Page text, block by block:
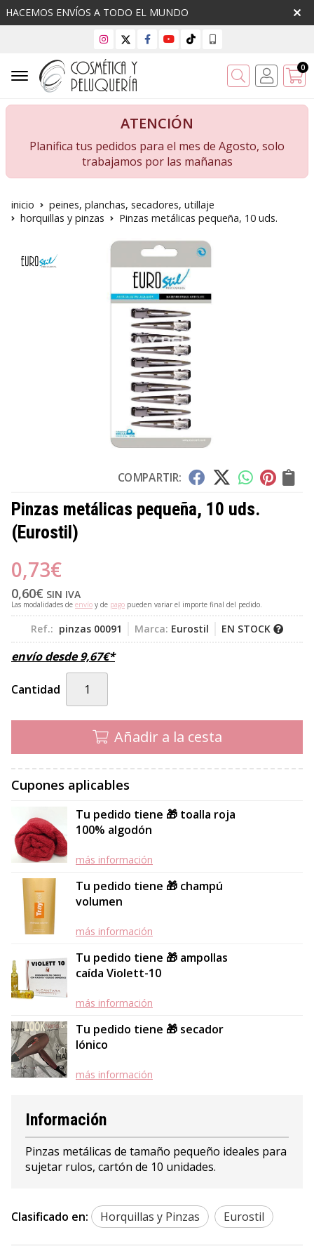
HACEMOS ENVÍOS A TODO EL MUNDO
Buscar 0
ATENCIÓN
Planifica tus pedidos para el mes de Agosto, solo
trabajamos por las mañanas
inicio
peines, planchas, secadores, utillaje
horquillas y pinzas
Pinzas metálicas pequeña, 10 uds.
COMPARTIR:
Pinzas metálicas pequeña, 10 uds.
(Eurostil)
0,73€
0,60€ SIN IVA
Las modalidades de envío y de pago pueden variar el importe final del pedido.
Ref.: pinzas 00091 Marca: Eurostil EN STOCK
envío desde9,67€*
Cantidad
Añadir a la cesta
Cupones aplicables
Tu pedido tiene 🎁 toalla roja
100% algodón
más información
Tu pedido tiene 🎁 champú
volumen
más información
Tu pedido tiene 🎁 ampollas
caída Violett-10
más información
Tu pedido tiene 🎁 secador
Iónico
más información
Información
Pinzas metálicas de tamaño pequeño ideales para
sujetar rulos, cartón de 10 unidades.
Clasificado en: Horquillas y Pinzas Eurostil